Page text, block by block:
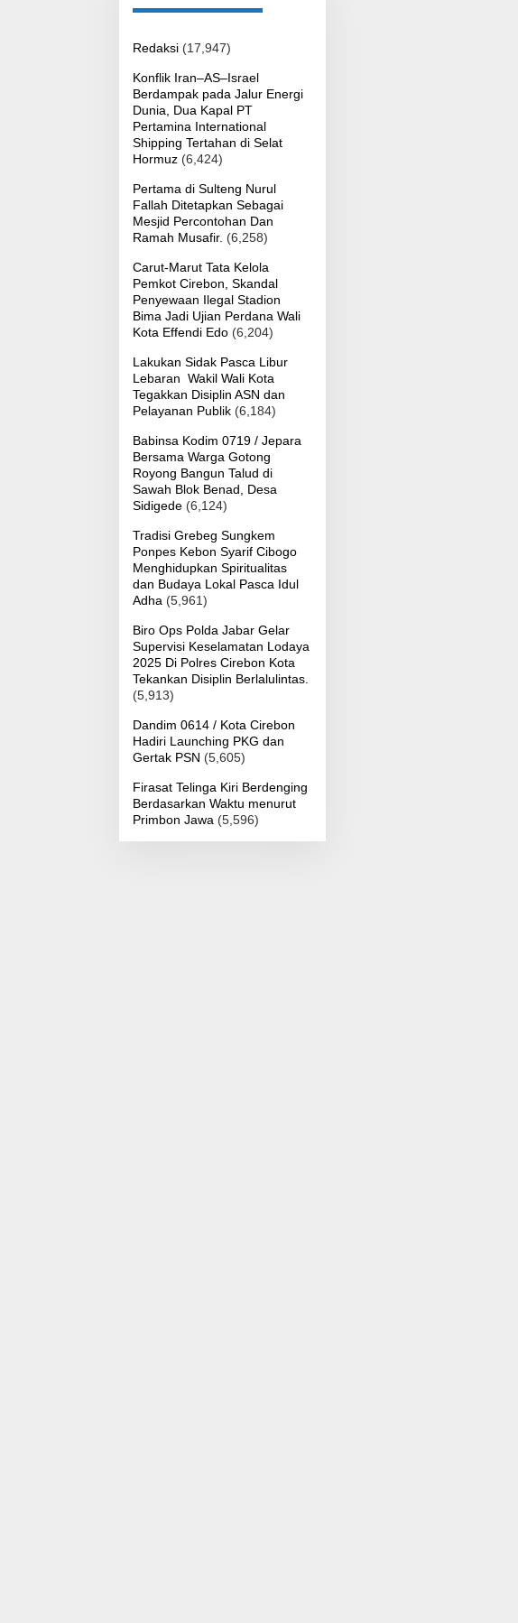
Redaksi (17,947)
Konflik Iran–AS–Israel
Berdampak pada Jalur Energi
Dunia, Dua Kapal PT
Pertamina International
Shipping Tertahan di Selat
Hormuz (6,424)
Pertama di Sulteng Nurul
Fallah Ditetapkan Sebagai
Mesjid Percontohan Dan
Ramah Musafir. (6,258)
Carut-Marut Tata Kelola
Pemkot Cirebon, Skandal
Penyewaan Ilegal Stadion
Bima Jadi Ujian Perdana Wali
Kota Effendi Edo (6,204)
Lakukan Sidak Pasca Libur
Lebaran Wakil Wali Kota
Tegakkan Disiplin ASN dan
Pelayanan Publik (6,184)
Babinsa Kodim 0719 / Jepara
Bersama Warga Gotong
Royong Bangun Talud di
Sawah Blok Benad, Desa
Sidigede (6,124)
Tradisi Grebeg Sungkem
Ponpes Kebon Syarif Cibogo
Menghidupkan Spiritualitas
dan Budaya Lokal Pasca Idul
Adha (5,961)
Biro Ops Polda Jabar Gelar
Supervisi Keselamatan Lodaya
2025 Di Polres Cirebon Kota
Tekankan Disiplin Berlalulintas.
(5,913)
Dandim 0614 / Kota Cirebon
Hadiri Launching PKG dan
Gertak PSN (5,605)
Firasat Telinga Kiri Berdenging
Berdasarkan Waktu menurut
Primbon Jawa (5,596)